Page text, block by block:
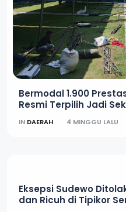
Bermodal 1.900
Resmi Terpilih Jadi
IN DAERAH 4 MINGGU LALU
Eksepsi Sudewo
dan Ricuh di Tipikor